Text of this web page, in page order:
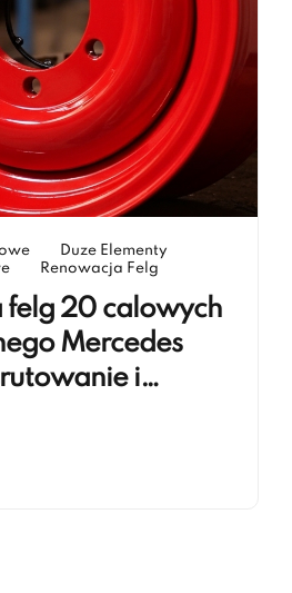
Duze Elementy
Renowacja Felg
felg 20 calowych
Mercedes
i